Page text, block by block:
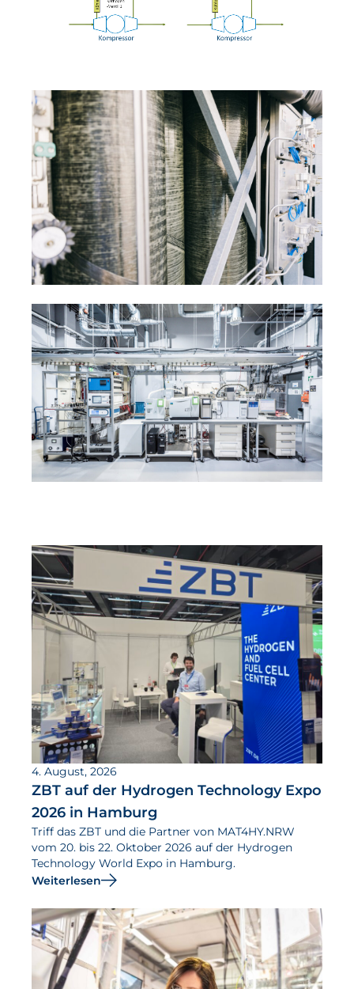
4. August, 2026
ZBT auf der Hydrogen Technology Expo
2026 in Hamburg
Triff das ZBT und die Partner von MAT4HY.NRW
vom 20. bis 22. Oktober 2026 auf der Hydrogen
Technology World Expo in Hamburg.
Weiterlesen